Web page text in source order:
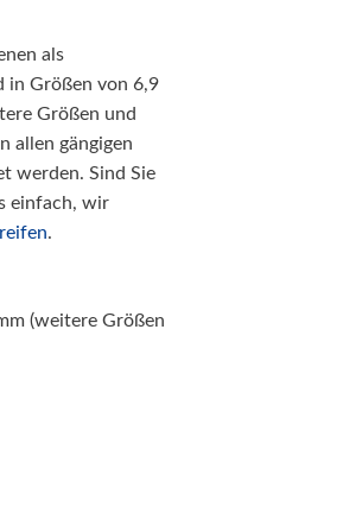
als
in Größen von 6,9
Größen und
allen gängigen
werden. Sind Sie
einfach, wir
.
(weitere Größen